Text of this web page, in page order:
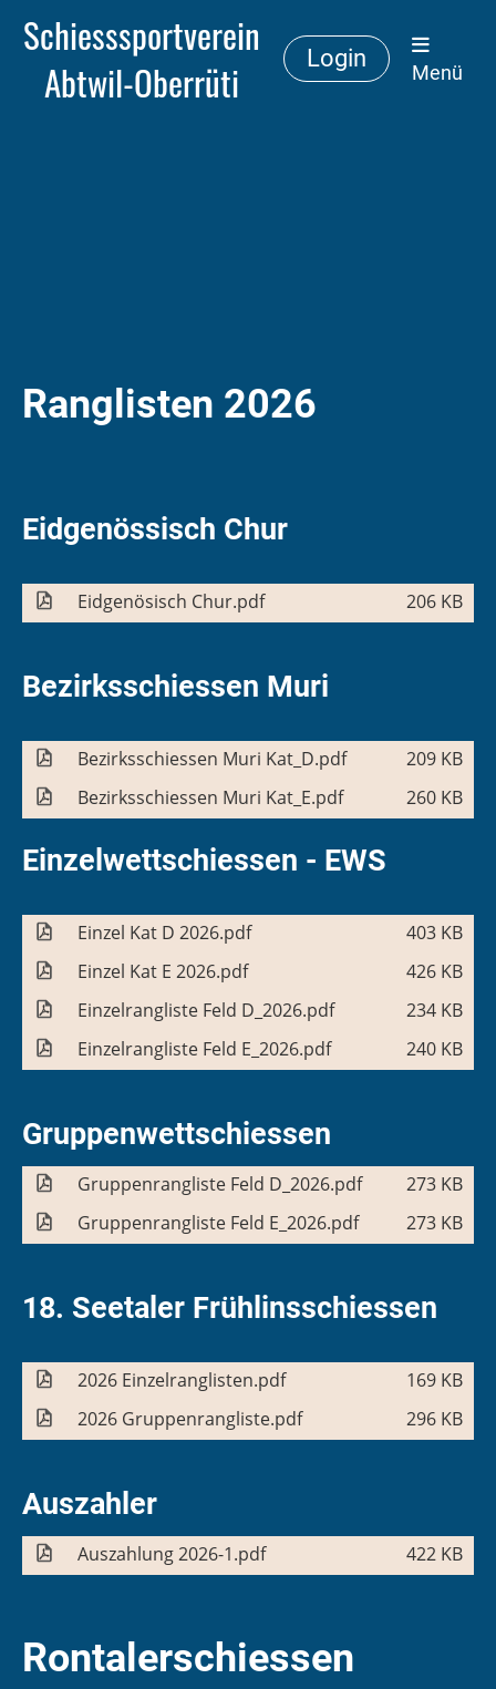
Schiesssportverein
Abtwil-Oberrüti
Login
Menü
Ranglisten 2026
Eidgenössisch Chur
Eidgenösisch Chur.pdf 206 KB
Bezirksschiessen Muri
Bezirksschiessen Muri Kat_D.pdf
209 KB
Bezirksschiessen Muri Kat_E.pdf
260 KB
Einzelwettschiessen - EWS
Einzel Kat D 2026.pdf
403 KB
Einzel Kat E 2026.pdf
426 KB
Einzelrangliste Feld D_2026.pdf
234 KB
Einzelrangliste Feld E_2026.pdf
240 KB
Gruppenwettschiessen
Gruppenrangliste Feld D_2026.pdf
273 KB
Gruppenrangliste Feld E_2026.pdf
273 KB
18. Seetaler Frühlinsschiessen
2026 Einzelranglisten.pdf
169 KB
2026 Gruppenrangliste.pdf
296 KB
Auszahler
Auszahlung 2026-1.pdf 422 KB
Rontalerschiessen